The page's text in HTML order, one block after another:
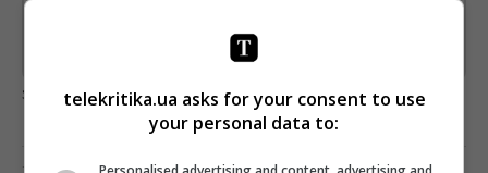
загрузка...telekritika.ua asks for your consent to use
your personal data to: